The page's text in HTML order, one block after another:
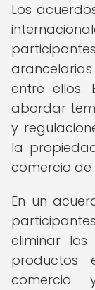
Los
entre ellos.
abordar
y
la
comercio de
En un
eliminar
productos
comercio